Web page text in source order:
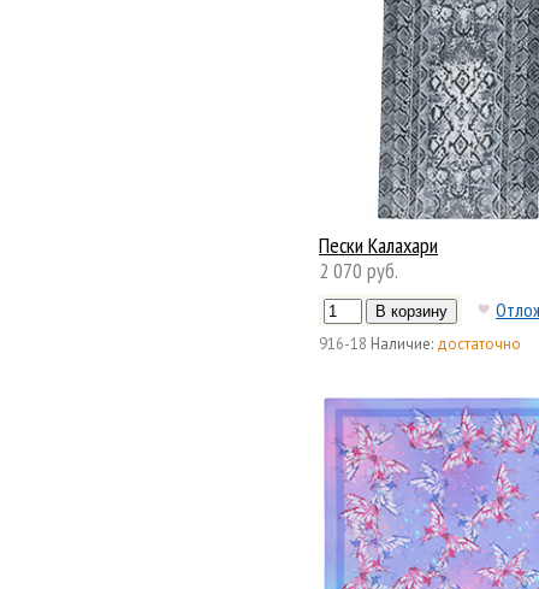
Пески Калахари
2 070 руб.
916-18 Наличие: достаточно